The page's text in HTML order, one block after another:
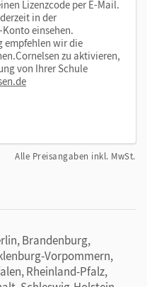
Lizenzcode per E-Mail.
in der
einsehen.
empfehlen wir die
zu aktivieren,
von Ihrer Schule
Alle Preisangaben inkl. MwSt.
Brandenburg,
Vorpommern,
Rheinland-Pfalz,